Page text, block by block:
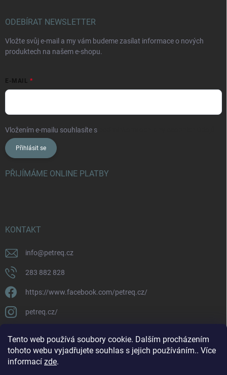
Tento web používá soubory cookie. Dalším procházením
tohoto webu vyjadřujete souhlas s jejich používáním.. Více
informací zde.
ODEBÍRAT NEWSLETTER
Vložte svůj e-mail a my vám budeme zasílat informace o nových
produktech na našem e-shopu.
E-MAIL
Vložením e-mailu souhlasíte s
Přihlásit se
PŘIJÍMÁME ONLINE PLATBY
KONTAKT
info@petreq.cz
283 882 828
https://www.facebook.com/petreq.cz/
petreq.cz/